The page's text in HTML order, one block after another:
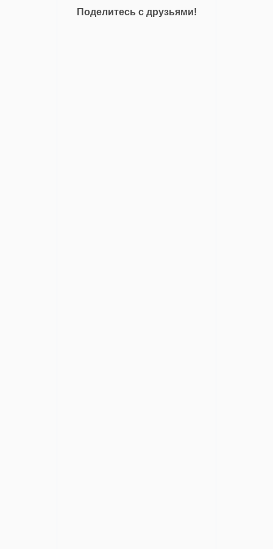
Поделитесь с друзьями!